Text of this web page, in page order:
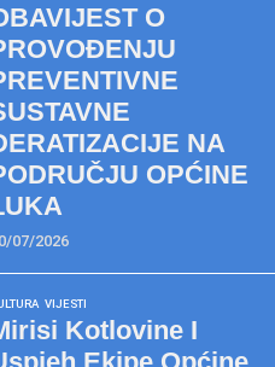
O
NA
OPĆINE
07/2026
VIJESTI
Kotlovine I
Ekipe Općine